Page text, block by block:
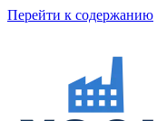
Перейти к содержанию